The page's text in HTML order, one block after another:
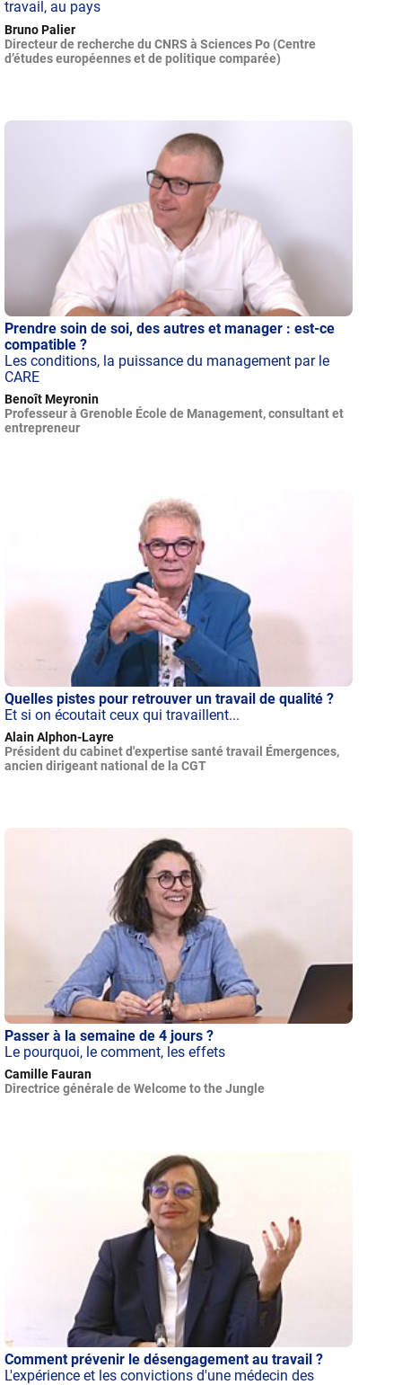
travail, au pays
Bruno Palier
Directeur de recherche du CNRS à Sciences Po (Centre
d’études européennes et de politique comparée)
Prendre soin de soi, des autres et manager : est-ce
compatible ?
Les conditions, la puissance du management par le
CARE
Benoît Meyronin
Professeur à Grenoble École de Management, consultant et
entrepreneur
Quelles pistes pour retrouver un travail de qualité ?
Et si on écoutait ceux qui travaillent...
Alain Alphon-Layre
Président du cabinet d'expertise santé travail Émergences,
ancien dirigeant national de la CGT
Passer à la semaine de 4 jours ?
Le pourquoi, le comment, les effets
Camille Fauran
Directrice générale de Welcome to the Jungle
Comment prévenir le désengagement au travail ?
L'expérience et les convictions d'une médecin des